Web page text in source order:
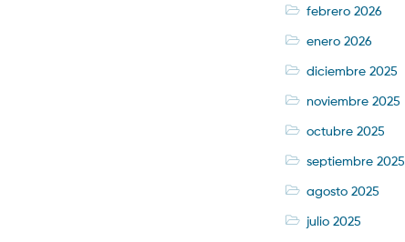
febrero 2026
enero 2026
diciembre 2025
noviembre 2025
octubre 2025
septiembre 2025
agosto 2025
julio 2025